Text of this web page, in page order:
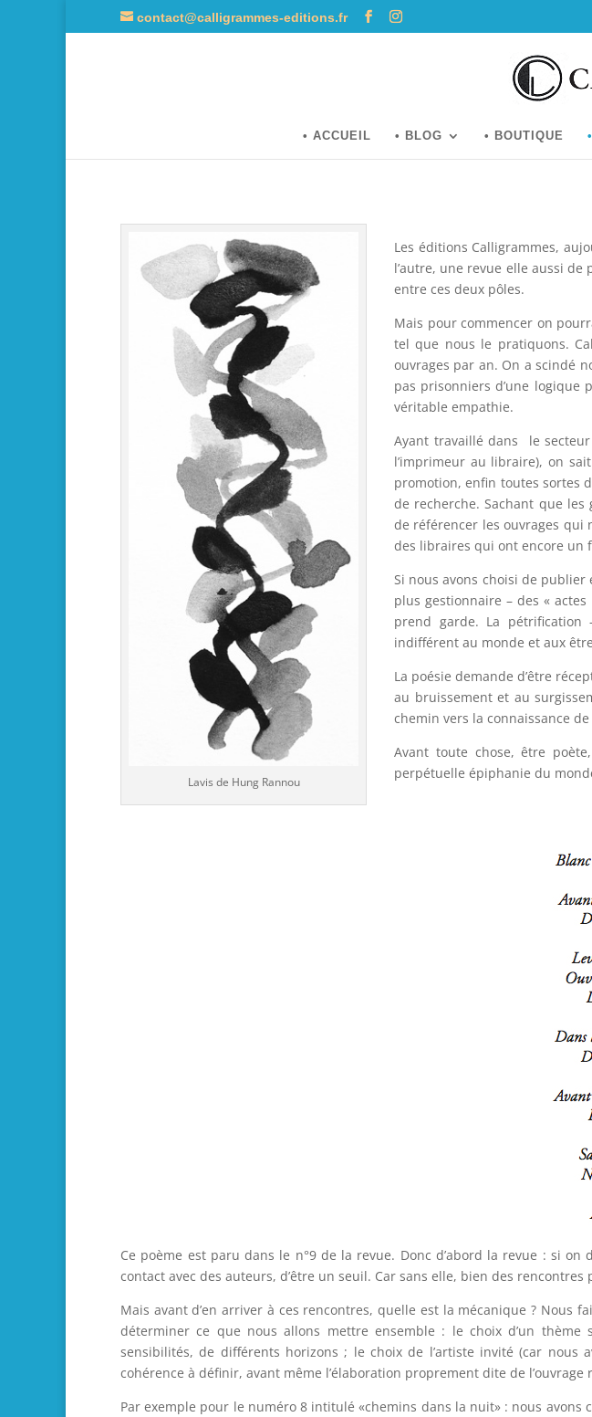
contact@calligrammes-editions.fr
• ACCUEIL • BLOG • BOUTIQUE
Lavis de Hung Rannou
Les éditions Calligrammes,
l’autre, une revue elle aussi
entre ces deux pôles.
Mais pour commencer on
tel que nous le pratiquons.
ouvrages par an. On a scindé
pas prisonniers d’une
véritable empathie.
Ayant travaillé dans le
l’imprimeur au libraire), on
promotion, enfin toutes sortes
de recherche. Sachant que
de référencer les ouvrages qui
des libraires qui ont encore un
Si nous avons choisi de publier
plus gestionnaire – des «
prend garde. La
indifférent au monde et aux
La poésie demande d’être
au bruissement et au
chemin vers la connaissance
Avant toute chose, être
perpétuelle épiphanie du
Ce poème est paru dans le n°9 de la revue. Donc d’abord la revue : si
contact avec des auteurs, d’être un seuil. Car sans elle, bien des
Mais avant d’en arriver à ces rencontres, quelle est la mécanique ?
déterminer ce que nous allons mettre ensemble : le choix d’un
sensibilités, de différents horizons ; le choix de l’artiste invité (car nous
cohérence à définir, avant même l’élaboration proprement dite de l’ouvrage
Par exemple pour le numéro 8 intitulé «chemins dans la nuit» : nous